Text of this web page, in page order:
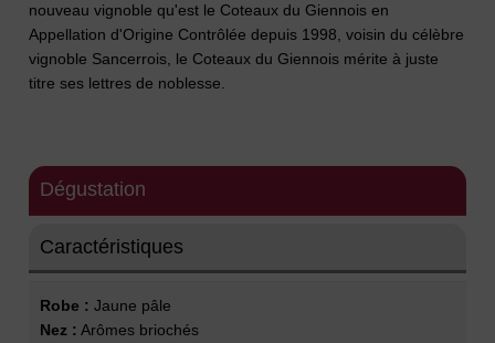
nouveau vignoble qu'est le Coteaux du Giennois en
Appellation d'Origine Contrôlée depuis 1998, voisin du célèbre
vignoble Sancerrois, le Coteaux du Giennois mérite à juste
titre ses lettres de noblesse.
Dégustation
Caractéristiques
Robe : Jaune pâle
Nez : Arômes briochés